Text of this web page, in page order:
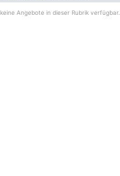
Angebote in dieser Rubrik verfügbar.